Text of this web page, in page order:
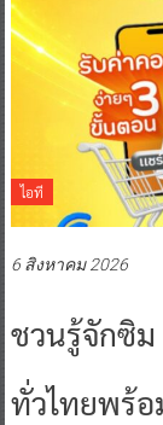
ไอที
6 สิงหาคม 2026
ชวนรู้จักซิม
ทั่วไทยพร้อ